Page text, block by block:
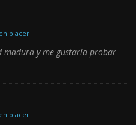
placer
madura y me gustaría probar
placer